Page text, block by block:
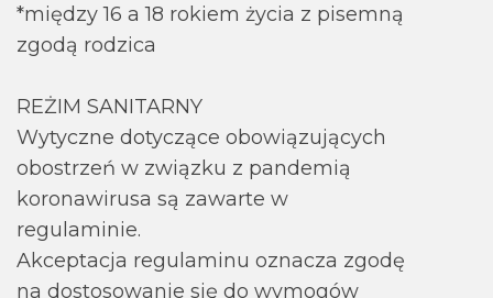
*między 16 a 18 rokiem życia z pisemną
zgodą rodzica
REŻIM SANITARNY
Wytyczne dotyczące obowiązujących
obostrzeń w związku z pandemią
koronawirusa są zawarte w
regulaminie.
Akceptacja regulaminu oznacza zgodę
na dostosowanie się do wymogów